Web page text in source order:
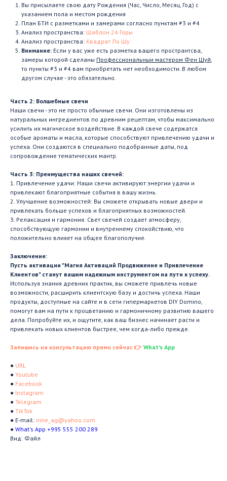
Вы присылаете свою дату Рождения (Час, Число, Месяц, Год) с
указанием пола и местом рождения
План БТИ с разметками и замерами согласно пунктам #3 и #4
Анализ пространства: Шаблон 24 Горы
Анализ пространства: Квадрат Ло Шу
Внимание: Если у вас уже есть разметка вашего пространтсва,
замеры которой сделаны Профессиональныи мастером Фен Шуй
то пункты #3 и #4 вам приобретать нет необходимости. В любом
другом случае - это обязательно.
Часть 2: Волшебные свечи
Наши свечи - это не просто обычные свечи. Они изготовлены из
натуральных ингредиентов по древним рецептам, чтобы максимально
усилить их магическое воздействие. В каждой свече содержатся
особые ароматы и масла, которые способствуют привлечению удачи и
успеха. Они создаются в специально подобранные даты, под
сопровождение тематических мантр.
Часть 3: Преимущества наших свечей:
1. Привлечение удачи: Наши свечи активируют энергии удачи и
привлекают благоприятные события в вашу жизнь.
2. Улучшение возможностей: Вы сможете открывать новые двери и
привлекать больше успехов и благоприятных возможностей.
3. Релаксация и гармония: Свет свечей создает атмосферу,
способствующую гармонии и внутреннему спокойствию, что
положительно влияет на общее благополучие.
Заключение:
Пусть активации "Магия Активаций Продвижение и Привлечение
Клиентов" станут вашим надежным инструментом на пути к успеху.
Используя знания древних практик, вы сможете привлечь новые
возможности, расширить клиентскую базу и достичь успеха. Наши
продукты, доступные на сайте и в сети гипермаркетов DIY Domino,
помогут вам на пути к процветанию и гармоничному развитию вашего
дела. Попробуйте их, и ощутите, как ваш бизнес начинает расти и
привлекать новых клиентов быстрее, чем когда-либо прежде.
Запишись на консультацию прямо сейчас 👉 What's App
● URL
● Youtube
● Facebook
● Instagram
● Telegram
● TikTok
● E-mail: irine_ag@yahoo.com
● What's App +995 555 200 289
Вид: Файл